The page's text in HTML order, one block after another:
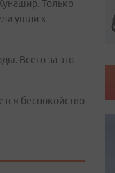
Только
ушли к
Всего за это
беспокойство